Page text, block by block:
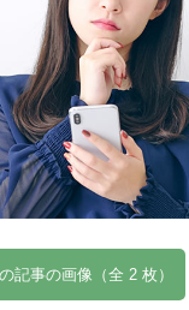
記事の画像（全 2 枚）